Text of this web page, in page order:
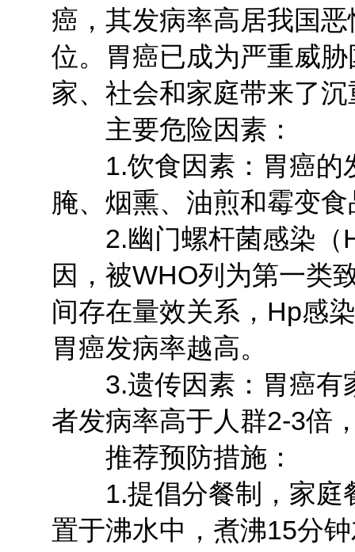
癌，其发病率高居我国
位。胃癌已成为严重威
家、社会和家庭带来了
主要危险因素：
1.饮食因素：胃癌的
腌、烟熏、油煎和霉变
2.幽门螺杆菌感染（
因，被WHO列为第一类
间存在量效关系，Hp感
胃癌发病率越高。
3.遗传因素：胃癌有
者发病率高于人群2-3倍
推荐预防措施：
1.提倡分餐制，家庭
置于沸水中，煮沸15分